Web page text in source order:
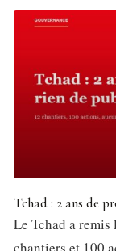
Tchad : 2 ans de
Le Tchad a
chantiers et 100